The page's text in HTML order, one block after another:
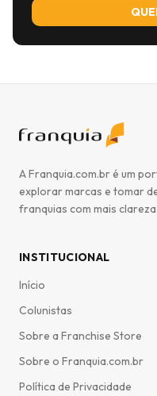
A Franquia.com.br é um
explorar marcas e tomar
franquias com mais clareza.
INSTITUCIONAL
Início
Colunistas
Sobre a Franchise Store
Sobre o Franquia.com.br
Política de Privacidade